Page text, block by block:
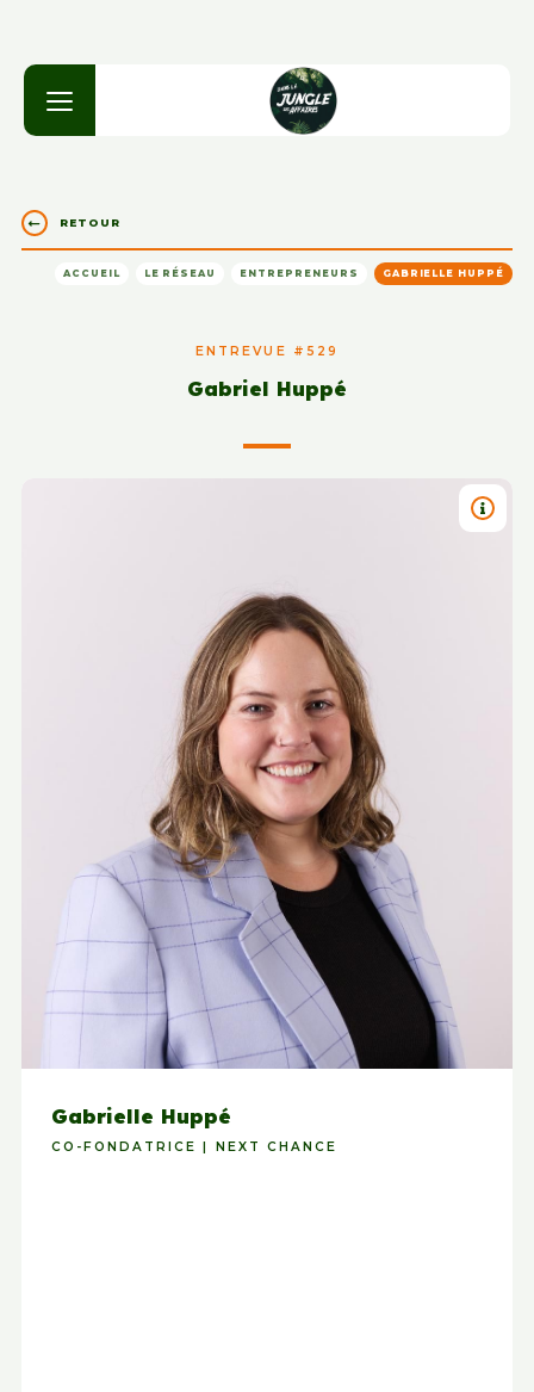
RETOUR
ACCUEIL LE RÉSEAU ENTREPRENEURS GABRIELLE HUPPÉ
ENTREVUE #529
Gabriel Huppé
TITRE
Gabrielle Huppé
CO-FONDATRICE | NEXT CHANCE